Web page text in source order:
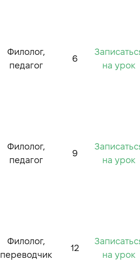
Филолог,
педагог
6
на урок
Филолог,
педагог
9
на урок
Филолог,
переводчик
12
на урок